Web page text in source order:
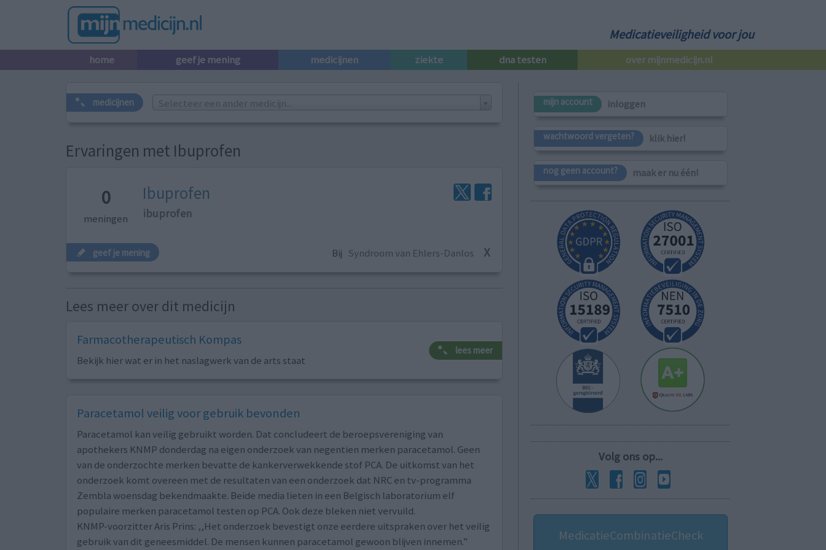
Medicatieveiligheid voor jou
home geef je mening medicijnen ziekte dna testen over mijnmedicijn.nl
medicijnen Selecteer een ander medicijn...
Ervaringen met Ibuprofen
0
meningen
Ibuprofen
ibuprofen
geef je mening Bij Syndroom van Ehlers-Danlos X
Lees meer over dit medicijn
Farmacotherapeutisch Kompas
Bekijk hier wat er in het naslagwerk van de arts staat
lees meer
Paracetamol veilig voor gebruik bevonden
Paracetamol kan veilig gebruikt worden. Dat concludeert de beroepsvereniging van
apothekers KNMP donderdag na eigen onderzoek van negentien merken paracetamol. Geen
van de onderzochte merken bevatte de kankerverwekkende stof PCA. De uitkomst van het
onderzoek komt overeen met de resultaten van een onderzoek dat NRC en tv-programma
Zembla woensdag bekendmaakte. Beide media lieten in een Belgisch laboratorium elf
populaire merken paracetamol testen op PCA. Ook deze bleken niet vervuild.
KNMP-voorzitter Aris Prins: ,,Het onderzoek bevestigt onze eerdere uitspraken over het veilig
gebruik van dit geneesmiddel. De mensen kunnen paracetamol gewoon blijven innemen.”
mijn account inloggen
wachtwoord vergeten? klik hier!
nog geen account? maak er nu één!
Volg ons op...
MedicatieCombinatieCheck